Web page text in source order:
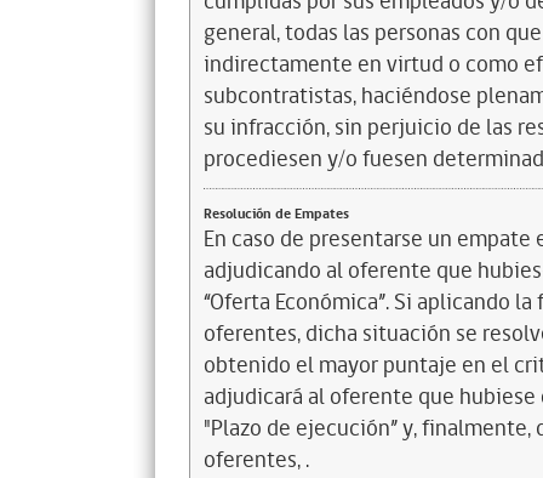
general, todas las personas con
indirectamente en virtud o como
subcontratistas, haciéndose
su infracción, sin perjuicio de las
procediesen y/o fuesen
Resolución de Empates
En caso de presentarse un
adjudicando al oferente que
“Oferta Económica”. Si aplicando
oferentes, dicha situación se
obtenido el mayor puntaje en el
adjudicará al oferente que
"Plazo de ejecución” y,
oferentes, .